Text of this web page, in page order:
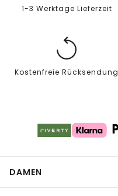
1-3 Werktage Lieferzeit
Kostenfreie Rücksendung
DAMEN